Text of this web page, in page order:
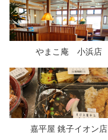
やまこ庵 小浜店
嘉平屋 銚子イオン店